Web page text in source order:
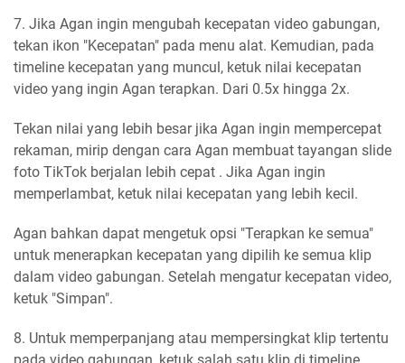
7. Jika Agan ingin mengubah kecepatan video gabungan,
tekan ikon "Kecepatan" pada menu alat. Kemudian, pada
timeline kecepatan yang muncul, ketuk nilai kecepatan
video yang ingin Agan terapkan. Dari 0.5x hingga 2x.
Tekan nilai yang lebih besar jika Agan ingin mempercepat
rekaman, mirip dengan cara Agan membuat tayangan slide
foto TikTok berjalan lebih cepat . Jika Agan ingin
memperlambat, ketuk nilai kecepatan yang lebih kecil.
Agan bahkan dapat mengetuk opsi "Terapkan ke semua"
untuk menerapkan kecepatan yang dipilih ke semua klip
dalam video gabungan. Setelah mengatur kecepatan video,
ketuk "Simpan".
8. Untuk memperpanjang atau mempersingkat klip tertentu